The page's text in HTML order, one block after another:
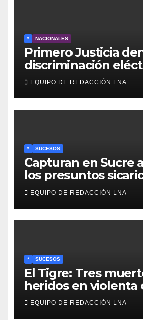
* NACIONALES
Primero Justicia
discriminación
interior del país
EQUIPO DE REDACCIÓN LNA
* SUCESOS
Capturan en Sucre
los presuntos
implicados en el
la líder pesquera
Tineo
EQUIPO DE REDACCIÓN LNA
* SUCESOS
El Tigre: Tres
heridos en violenta
de vehículos
EQUIPO DE REDACCIÓN LNA